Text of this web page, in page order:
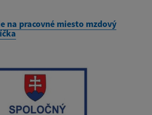
na pracovné miesto mzdový